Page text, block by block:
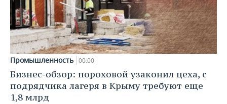
Промышленность 00:00
Бизнес-обзор: пороховой узаконил цеха, с
подрядчика лагеря в Крыму требуют еще
1,8 млрд